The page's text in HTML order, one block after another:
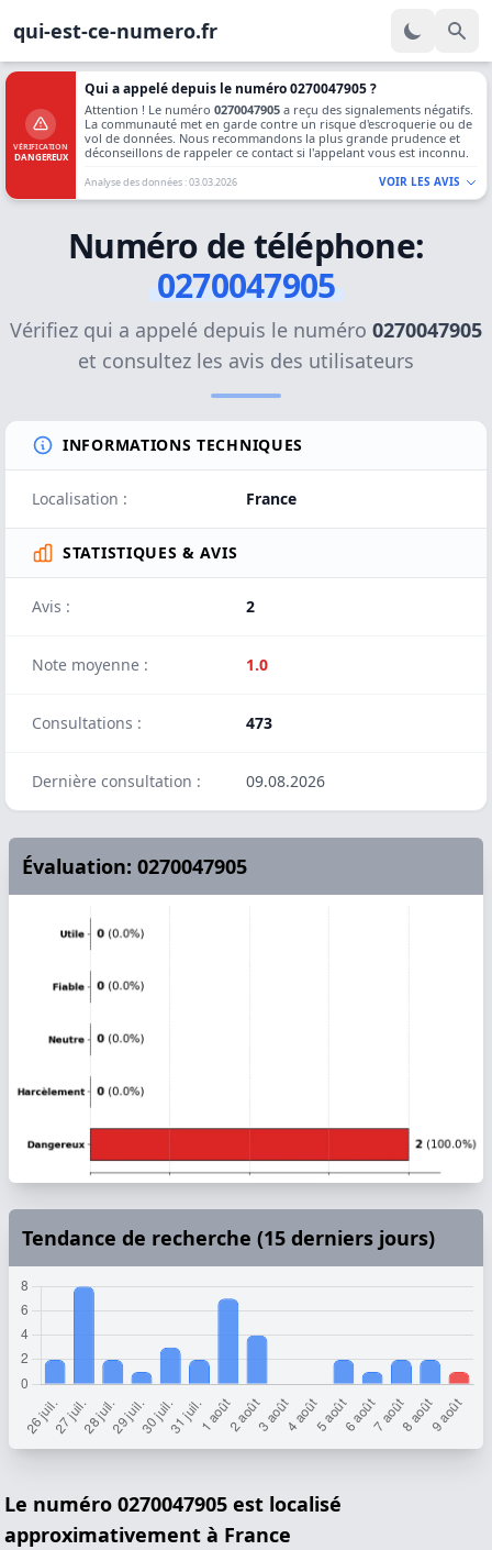
qui-est-ce-numero.fr
VÉRIFICATION
DANGEREUX
Qui a appelé depuis le numéro 0270047905 ?
Attention ! Le numéro 0270047905 a reçu des signalements négatifs.
La communauté met en garde contre un risque d'escroquerie ou de
vol de données. Nous recommandons la plus grande prudence et
déconseillons de rappeler ce contact si l'appelant vous est inconnu.
Analyse des données : 03.03.2026 VOIR LES AVIS
Numéro de téléphone:
0270047905
Vérifiez qui a appelé depuis le numéro 0270047905
et consultez les avis des utilisateurs
INFORMATIONS TECHNIQUES
Localisation : France
STATISTIQUES & AVIS
Avis : 2
Note moyenne : 1.0
Consultations : 473
Dernière consultation : 09.08.2026
Évaluation: 0270047905
Tendance de recherche (15 derniers jours)
Le numéro 0270047905 est localisé
approximativement à France